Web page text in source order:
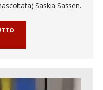
Saskia Sassen.